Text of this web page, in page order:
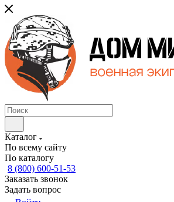
Каталог
По всему сайту
По каталогу
8 (800) 600-51-53
Заказать звонок
Задать вопрос